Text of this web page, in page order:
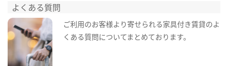
よくある質問
ご利用のお客様より寄せられる家具付き賃貸のよ
くある質問についてまとめております。